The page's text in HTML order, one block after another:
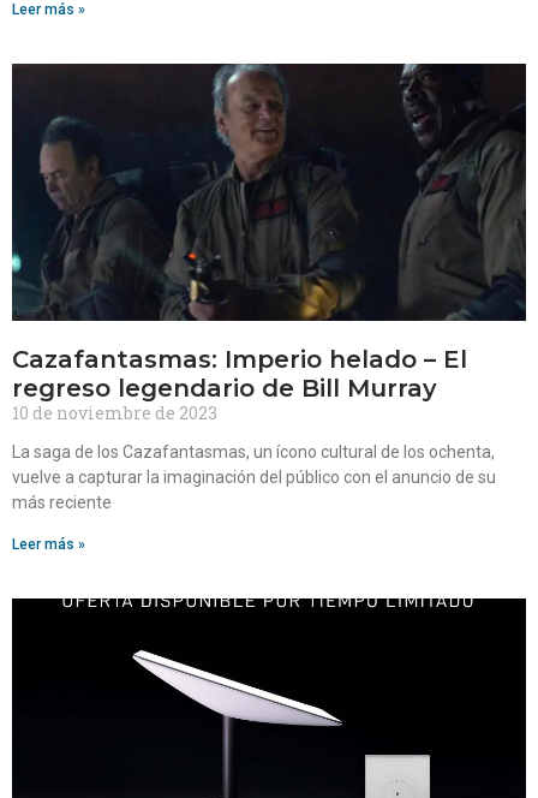
Leer más »
Cazafantasmas: Imperio helado – El
regreso legendario de Bill Murray
10 de noviembre de 2023
La saga de los Cazafantasmas, un ícono cultural de los ochenta,
vuelve a capturar la imaginación del público con el anuncio de su
más reciente
Leer más »